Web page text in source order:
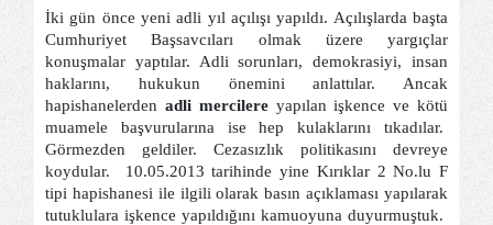
İki gün önce yeni adli yıl açılışı yapıldı. Açılışlarda başta
Cumhuriyet Başsavcıları olmak üzere yargıçlar
konuşmalar yaptılar. Adli sorunları, demokrasiyi, insan
haklarını, hukukun önemini anlattılar. Ancak
hapishanelerden adli mercilereyapılan işkence ve kötü
muamele başvurularına ise hep kulaklarını tıkadılar.
Görmezden geldiler. Cezasızlık politikasını devreye
koydular.
10.05.2013 tarihinde yine Kırıklar 2 No.lu F
tipi hapishanesi ile ilgili olarak basın açıklaması yapılarak
tutuklulara işkence yapıldığını kamuoyuna duyurmuştuk.